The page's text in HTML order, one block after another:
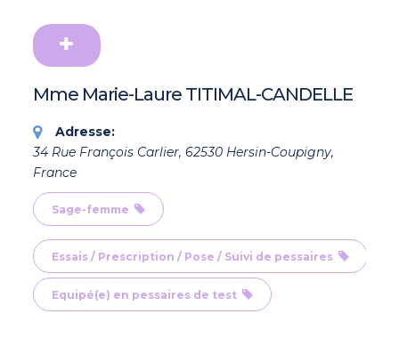
Mme Marie-Laure TITIMAL-CANDELLE
Adresse:
34 Rue François Carlier, 62530 Hersin-Coupigny,
France
Sage-femme
Essais / Prescription / Pose / Suivi de pessaires
Equipé(e) en pessaires de test